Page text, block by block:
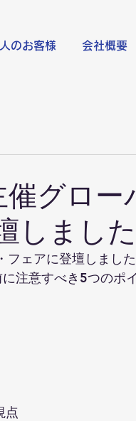
のお客様 会社概要
グロー
しました
ェアに登壇しました
注意すべき5つのポ
点